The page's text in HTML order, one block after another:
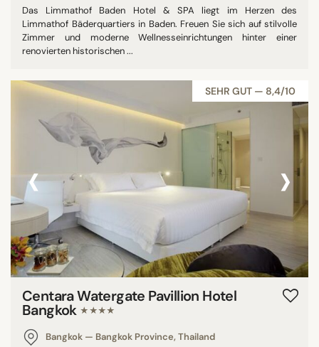
Das Limmathof Baden Hotel & SPA liegt im Herzen des
Limmathof Bäderquartiers in Baden. Freuen Sie sich auf stilvolle
Zimmer und moderne Wellnesseinrichtungen hinter einer
renovierten historischen ...
SEHR GUT — 8,4/10
‹ ›
Centara Watergate Pavillion Hotel
Bangkok ★★★★
Bangkok — Bangkok Province, Thailand